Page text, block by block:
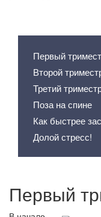
Первый
Второй
Третий
Поза на спине
Как быстрее
Долой стресс!
Первый